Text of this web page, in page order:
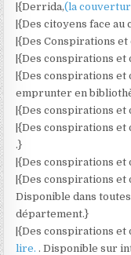
|{Derrida,(la
|{Des citoyens face au
|{Des Conspirations
|{Des conspirations
|{Des conspirations
emprunter en
|{Des conspirations
|{Des conspirations
.}
|{Des conspirations
|{Des conspirations
Disponible dans
département.}
|{Des conspirations
lire.. Disponible sur